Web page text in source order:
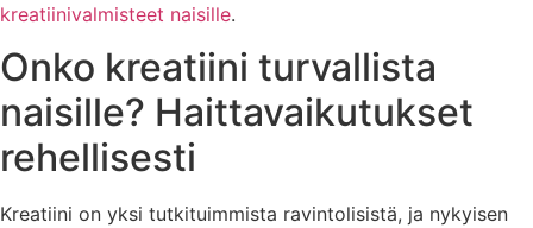
kreatiinivalmisteet naisille.
Onko kreatiini turvallista
naisille? Haittavaikutukset
rehellisesti
Kreatiini on yksi tutkituimmista ravintolisistä, ja nykyisen